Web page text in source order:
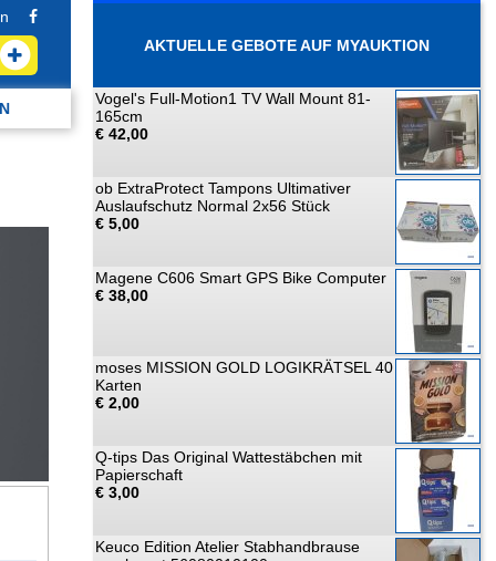
AKTUELLE GEBOTE AUF MYAUKTION
Vogel's Full-Motion1 TV Wall Mount 81-
165cm
€ 42,00
ob ExtraProtect Tampons Ultimativer
Auslaufschutz Normal 2x56 Stück
€ 5,00
Magene C606 Smart GPS Bike Computer
€ 38,00
moses MISSION GOLD LOGIKRÄTSEL 40
Karten
€ 2,00
Q-tips Das Original Wattestäbchen mit
Papierschaft
€ 3,00
Keuco Edition Atelier Stabhandbrause